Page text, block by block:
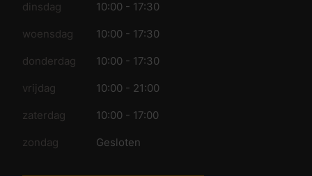
dinsdag 10:00 - 17:30
woensdag 10:00 - 17:30
donderdag 10:00 - 17:30
vrijdag 10:00 - 21:00
zaterdag 10:00 - 17:00
zondag Gesloten